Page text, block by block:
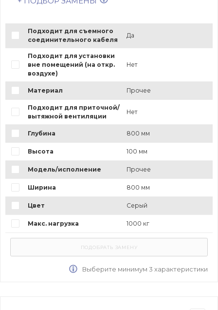
Подходит для съемного
соединительного кабеля
Да
Подходит для установки
вне помещений (на откр.
воздухе)
Нет
Материал Прочее
Подходит для приточной/
вытяжной вентиляции
Нет
Глубина 800 мм
Высота 100 мм
Модель/исполнение Прочее
Ширина 800 мм
Цвет Серый
Макс. нагрузка 1000 кг
Выберите минимум 3 характеристики